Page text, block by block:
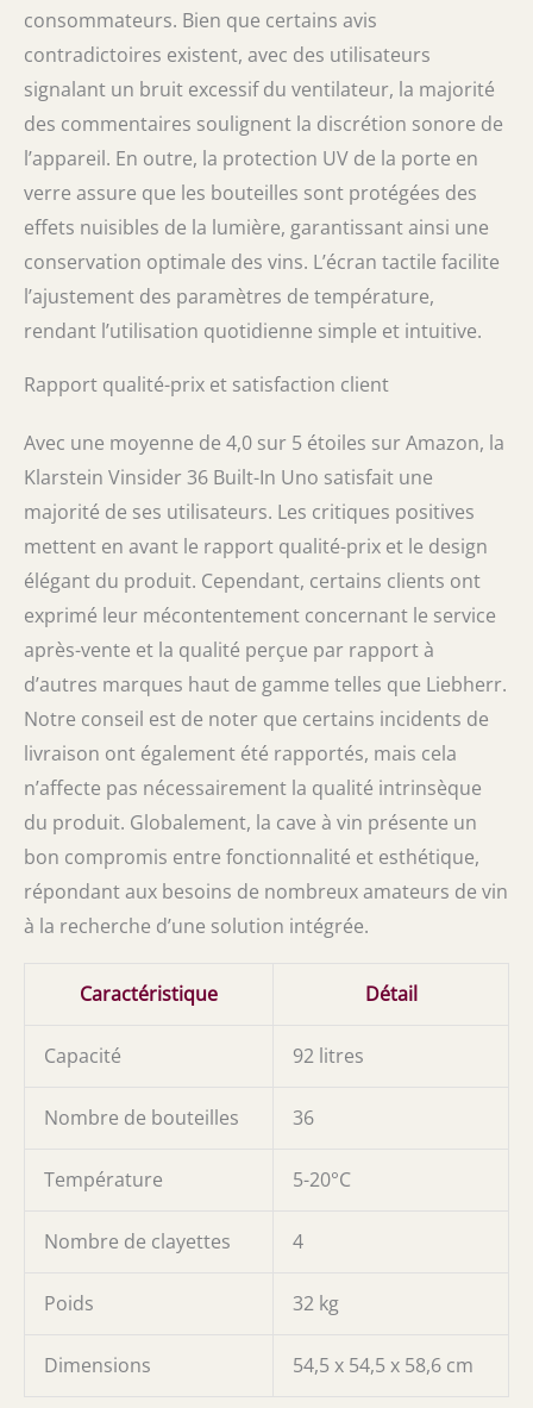
consommateurs. Bien que certains avis
contradictoires existent, avec des utilisateurs
signalant un bruit excessif du ventilateur, la majorité
des commentaires soulignent la discrétion sonore de
l’appareil. En outre, la protection UV de la porte en
verre assure que les bouteilles sont protégées des
effets nuisibles de la lumière, garantissant ainsi une
conservation optimale des vins. L’écran tactile facilite
l’ajustement des paramètres de température,
rendant l’utilisation quotidienne simple et intuitive.
Rapport qualité-prix et satisfaction client
Avec une moyenne de 4,0 sur 5 étoiles sur Amazon, la
Klarstein Vinsider 36 Built-In Uno satisfait une
majorité de ses utilisateurs. Les critiques positives
mettent en avant le rapport qualité-prix et le design
élégant du produit. Cependant, certains clients ont
exprimé leur mécontentement concernant le service
après-vente et la qualité perçue par rapport à
d’autres marques haut de gamme telles que Liebherr.
Notre conseil est de noter que certains incidents de
livraison ont également été rapportés, mais cela
n’affecte pas nécessairement la qualité intrinsèque
du produit. Globalement, la cave à vin présente un
bon compromis entre fonctionnalité et esthétique,
répondant aux besoins de nombreux amateurs de vin
à la recherche d’une solution intégrée.
Caractéristique Détail
Capacité 92 litres
Nombre de bouteilles 36
Température 5-20°C
Nombre de clayettes 4
Poids 32 kg
Dimensions 54,5 x 54,5 x 58,6 cm